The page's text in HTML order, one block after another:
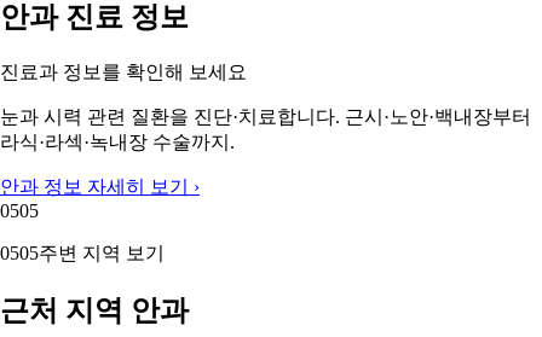
안과 진료 정보
진료과 정보를 확인해 보세요
눈과 시력 관련 질환을 진단·치료합니다. 근시·노안·백내장부터
라식·라섹·녹내장 수술까지.
안과 정보 자세히 보기 ›
0505
0505주변 지역 보기
근처 지역 안과